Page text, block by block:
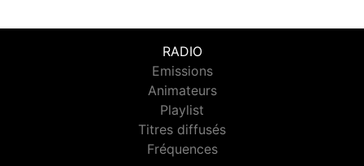
RADIO
Emissions
Animateurs
Playlist
Titres diffusés
Fréquences